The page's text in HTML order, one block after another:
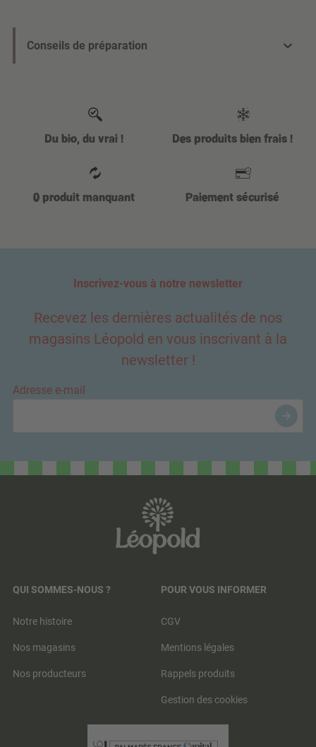
Conseils de préparation
Du bio, du vrai ! Des produits bien frais !
0 produit manquant Paiement sécurisé
Inscrivez-vous à notre newsletter
Recevez les dernières actualités de nos
magasins Léopold en vous inscrivant à la
newsletter !
Adresse e-mail
QUI SOMMES-NOUS ?
Notre histoire
Nos magasins
Nos producteurs
POUR VOUS INFORMER
CGV
Mentions légales
Rappels produits
Gestion des cookies